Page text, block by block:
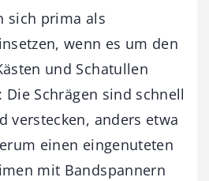
sich prima als
wenn es um den
und Schatullen
Schrägen sind schnell
verstecken, anders etwa
einen eingenuteten
mit Bandspannern